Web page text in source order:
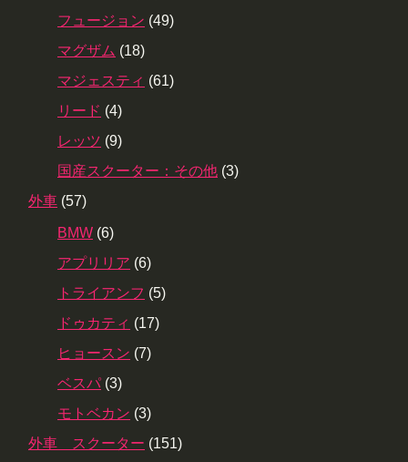
フュージョン (49)
マグザム (18)
マジェスティ (61)
リード (4)
レッツ (9)
国産スクーター：その他 (3)
外車 (57)
BMW (6)
アプリリア (6)
トライアンフ (5)
ドゥカティ (17)
ヒョースン (7)
ベスパ (3)
モトベカン (3)
外車 スクーター (151)